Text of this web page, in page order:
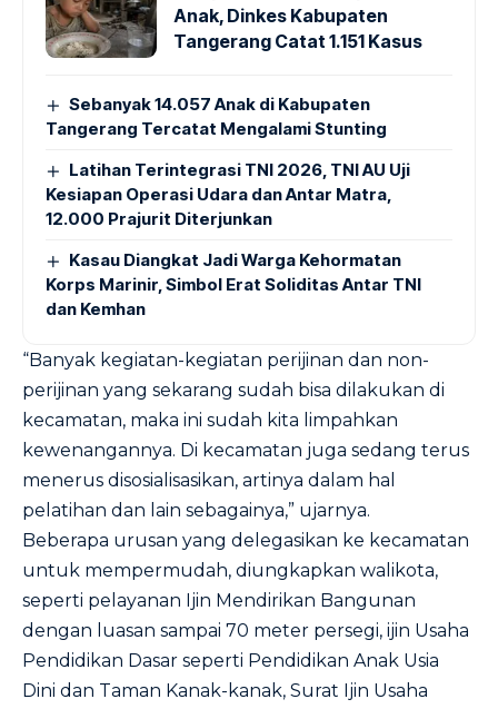
Anak, Dinkes Kabupaten
Tangerang Catat 1.151 Kasus
Sebanyak 14.057 Anak di Kabupaten
Tangerang Tercatat Mengalami Stunting
Latihan Terintegrasi TNI 2026, TNI AU Uji
Kesiapan Operasi Udara dan Antar Matra,
12.000 Prajurit Diterjunkan
Kasau Diangkat Jadi Warga Kehormatan
Korps Marinir, Simbol Erat Soliditas Antar TNI
dan Kemhan
“Banyak kegiatan-kegiatan perijinan dan non-
perijinan yang sekarang sudah bisa dilakukan di
kecamatan, maka ini sudah kita limpahkan
kewenangannya. Di kecamatan juga sedang terus
menerus disosialisasikan, artinya dalam hal
pelatihan dan lain sebagainya,” ujarnya.
Beberapa urusan yang delegasikan ke kecamatan
untuk mempermudah, diungkapkan walikota,
seperti pelayanan Ijin Mendirikan Bangunan
dengan luasan sampai 70 meter persegi, ijin Usaha
Pendidikan Dasar seperti Pendidikan Anak Usia
Dini dan Taman Kanak-kanak, Surat Ijin Usaha